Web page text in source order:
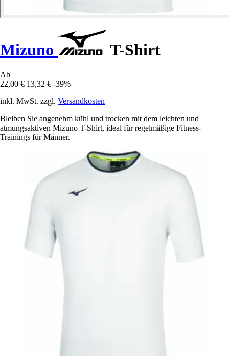
Mizuno T-Shirt
Ab
22,00 € 13,32 € -39%
inkl. MwSt. zzgl. Versandkosten
Bleiben Sie angenehm kühl und trocken mit dem leichten und
atmungsaktiven Mizuno T-Shirt, ideal für regelmäßige Fitness-
Trainings für Männer.